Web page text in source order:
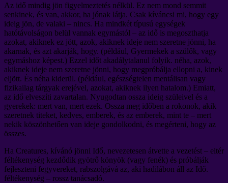
Az idő mindig jön figyelmeztetés nélkül. Ez nem mond semmit
senkinek, és van, akkor, ha jónak látja. Csak kíváncsi mi, hogy egy
ideig jön, de valaki – nincs. Ha mindkét típusú egységek
hatótávolságon belül vannak egymástól – az idő is megoszthatja
azokat, akiknek ez jött, azok, akiknek ideje nem szeretne jönni, ha
akarnak, és azt akarják, hogy. (például, Gyermekek a szülők, vagy
egymáshoz képest.) Ezzel időt akadálytalanul folyik. néha, azok,
akiknek ideje nem szeretne jönni, hogy megpróbálja ellopni a, kinek
eljött. És néha kiderül. (például, egészségtelen mentálisan vagy
fizikailag tárgyak erejével, azokat, akiknek ilyen hatalom.) Emiatt,
az idő elveszíti zavartalan. Nyugodtan ossza ideig szüleivel és a
gyerekek: mert van, mert ezek. Ossza meg időben a rokonok, akik
szeretnek titeket, kedves, emberek, és az emberek, mint te – mert
nekik köszönhetően van ideje gondolkodni, és megérteni, hogy az
összes.
Ha Creatures, kívánó jönni Idő, nevezetesen átvette a vezetést – eltér
féltékenység kezdődik gyötrő könyök (vagy fenék) és próbálják
fejleszteni fegyvereket, rabszolgává az, aki hadilábon áll az Idő.
féltékenység – rossz tanácsadó.